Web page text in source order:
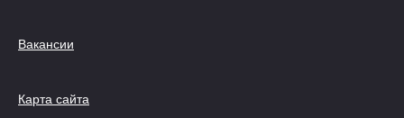
Вакансии
Карта сайта